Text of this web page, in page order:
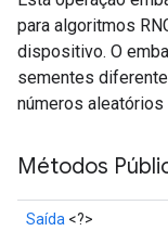
para algoritmos
dispositivo. O
sementes
números
Métodos
Saída <?>